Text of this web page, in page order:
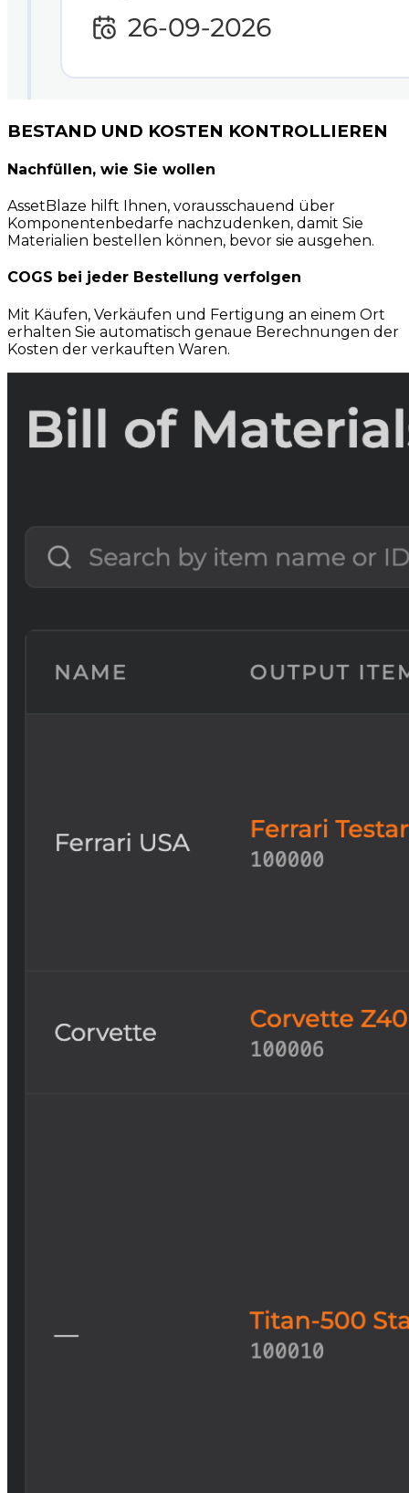
BESTAND UND KOSTEN KONTROLLIEREN
Nachfüllen, wie Sie wollen
AssetBlaze hilft Ihnen, vorausschauend über
Komponentenbedarfe nachzudenken, damit Sie
Materialien bestellen können, bevor sie ausgehen.
COGS bei jeder Bestellung verfolgen
Mit Käufen, Verkäufen und Fertigung an einem Ort
erhalten Sie automatisch genaue Berechnungen der
Kosten der verkauften Waren.